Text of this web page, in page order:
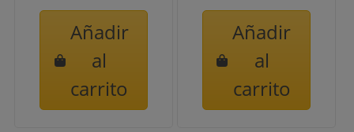
Añadir
al
carrito
Añadir
al
carrito